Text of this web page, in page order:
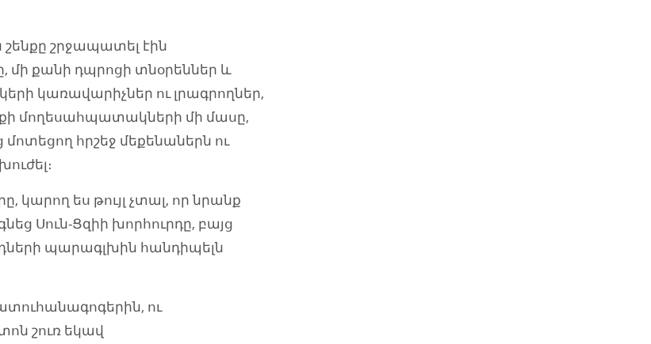
շրջապատել էին
քանի դպրոցի տնօրեններ և
կառավարիչներ ու լրագրողներ,
մողեսահպատակների մի մասը,
հրշեջ մեքենաներն ու
ես թույլ չտալ, որ նրանք
Սուն-Ցզիի խորհուրդը, բայց
պարագլխին հանդիպելն
ու
շուռ եկավ